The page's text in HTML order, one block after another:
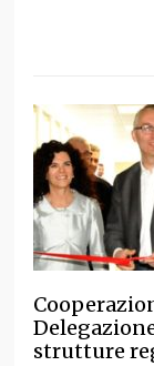
strutture